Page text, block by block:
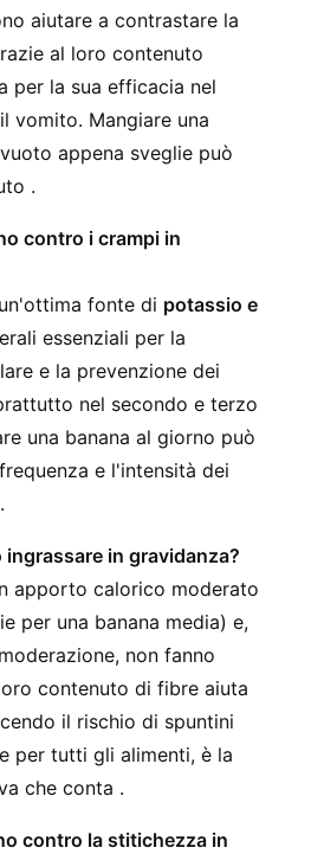
aiutare a contrastare la
al loro contenuto
per la sua efficacia nel
vomito. Mangiare una
appena sveglie può
.
contro i crampi in
fonte di potassio e
essenziali per la
e la prevenzione dei
nel secondo e terzo
una banana al giorno può
e l'intensità dei
ingrassare in gravidanza?
apporto calorico moderato
per una banana media) e,
non fanno
contenuto di fibre aiuta
il rischio di spuntini
per tutti gli alimenti, è la
che conta .
contro la stitichezza in